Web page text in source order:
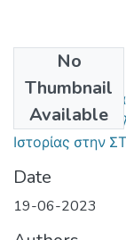
No
Thumbnail
Available
Εκπαιδευτικό
με στόχο την
Ιστορίας στην
Date
19-06-2023